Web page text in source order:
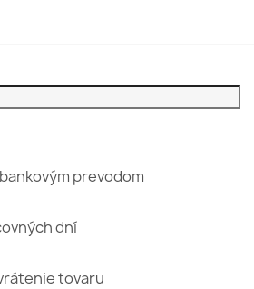
prevodom
dní
tovaru